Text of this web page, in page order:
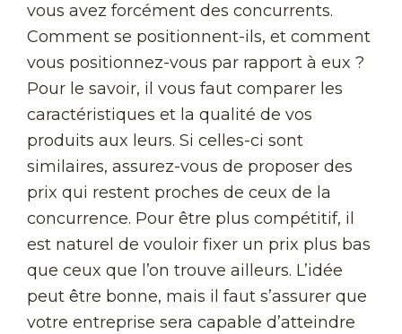
vous avez forcément des concurrents.
Comment se positionnent-ils, et comment
vous positionnez-vous par rapport à eux ?
Pour le savoir, il vous faut comparer les
caractéristiques et la qualité de vos
produits aux leurs. Si celles-ci sont
similaires, assurez-vous de proposer des
prix qui restent proches de ceux de la
concurrence. Pour être plus compétitif, il
est naturel de vouloir fixer un prix plus bas
que ceux que l’on trouve ailleurs. L’idée
peut être bonne, mais il faut s’assurer que
votre entreprise sera capable d’atteindre